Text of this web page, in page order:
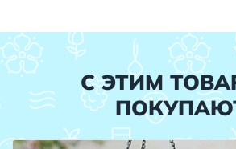
С ЭТИМ